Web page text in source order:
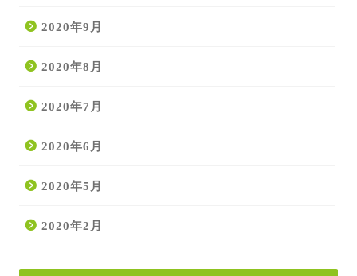
2020年9月
2020年8月
2020年7月
2020年6月
2020年5月
2020年2月